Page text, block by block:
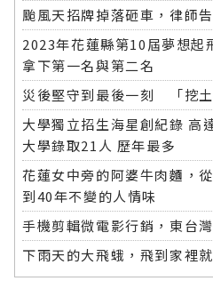
颱風天招牌掉落砸車，律師
2023年花蓮縣第10屆夢想起
拿下第一名與第二名
災後堅守到最後一刻 「挖
大學獨立招生海星創紀錄 高
大學錄取21人 歷年最多
花蓮女中旁的阿婆牛肉麵，
到40年不變的人情味
手機剪輯微電影行銷，東台
下雨天的大飛蛾，飛到家裡